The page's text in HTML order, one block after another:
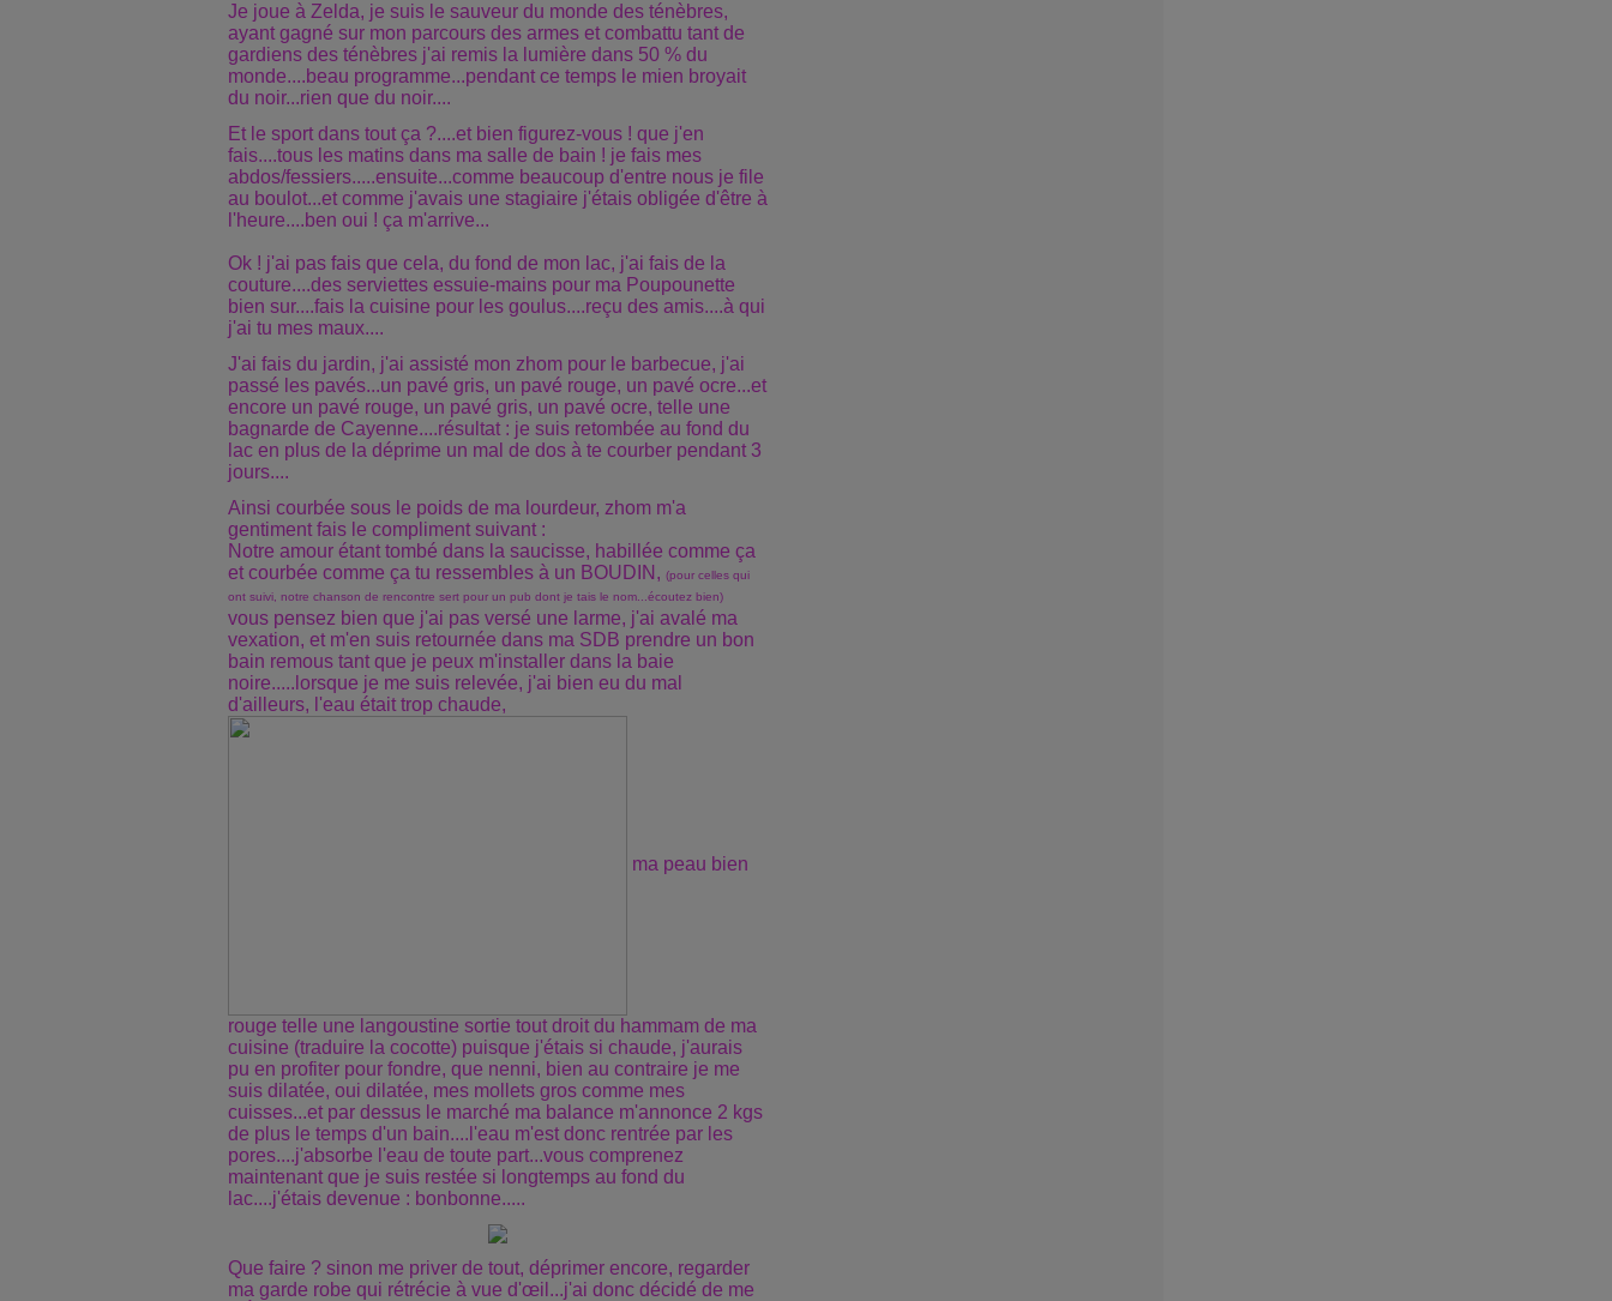
Je joue à Zelda, je suis le sauveur du monde des ténèbres,
ayant gagné sur mon parcours des armes et combattu tant de
gardiens des ténèbres j'ai remis la lumière dans 50 % du
monde....beau programme...pendant ce temps le mien broyait
du noir...rien que du noir....
Et le sport dans tout ça ?....et bien figurez-vous ! que j'en
fais....tous les matins dans ma salle de bain ! je fais mes
abdos/fessiers.....ensuite...comme beaucoup d'entre nous je file
au boulot...et comme j'avais une stagiaire j'étais obligée d'être à
l'heure....ben oui ! ça m'arrive...
Ok ! j'ai pas fais que cela, du fond de mon lac, j'ai fais de la
couture....des serviettes essuie-mains pour ma Poupounette
bien sur....fais la cuisine pour les goulus....reçu des amis....à qui
j'ai tu mes maux....
J'ai fais du jardin, j'ai assisté mon zhom pour le barbecue, j'ai
passé les pavés...un pavé gris, un pavé rouge, un pavé ocre...et
encore un pavé rouge, un pavé gris, un pavé ocre, telle une
bagnarde de Cayenne....résultat : je suis retombée au fond du
lac en plus de la déprime un mal de dos à te courber pendant 3
jours....
Ainsi courbée sous le poids de ma lourdeur, zhom m'a
gentiment fais le compliment suivant :
Notre amour étant tombé dans la saucisse, habillée comme ça
et courbée comme ça tu ressembles à un BOUDIN, (pour celles qui
ont suivi, notre chanson de rencontre sert pour un pub dont je tais le nom...écoutez bien)
vous pensez bien que j'ai pas versé une larme, j'ai avalé ma
vexation, et m'en suis retournée dans ma SDB prendre un bon
bain remous tant que je peux m'installer dans la baie
noire.....lorsque je me suis relevée, j'ai bien eu du mal
d'ailleurs, l'eau était trop chaude,
ma peau bien
rouge telle une langoustine sortie tout droit du hammam de ma
cuisine (traduire la cocotte) puisque j'étais si chaude, j'aurais
pu en profiter pour fondre, que nenni, bien au contraire je me
suis dilatée, oui dilatée, mes mollets gros comme mes
cuisses...et par dessus le marché ma balance m'annonce 2 kgs
de plus le temps d'un bain....l'eau m'est donc rentrée par les
pores....j'absorbe l'eau de toute part...vous comprenez
maintenant que je suis restée si longtemps au fond du
lac....j'étais devenue : bonbonne.....
Que faire ? sinon me priver de tout, déprimer encore, regarder
ma garde robe qui rétrécie à vue d'œil...j'ai donc décidé de me